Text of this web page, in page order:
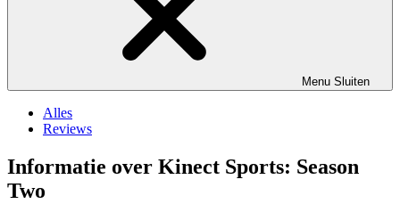
Menu Sluiten
Alles
Reviews
Informatie over Kinect Sports: Season
Two